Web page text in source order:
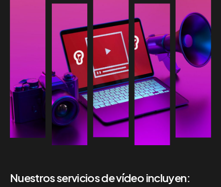
Nuestros servicios de vídeo incluyen: